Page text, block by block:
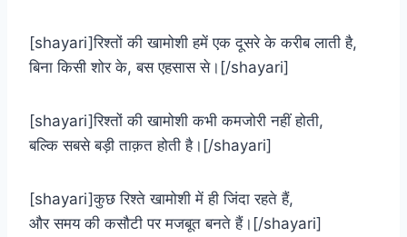
[shayari]रिश्तों की खामोशी हमें एक दूसरे के करीब लाती है,
बिना किसी शोर के, बस एहसास से।[/shayari]
[shayari]रिश्तों की खामोशी कभी कमजोरी नहीं होती,
बल्कि सबसे बड़ी ताक़त होती है।[/shayari]
[shayari]कुछ रिश्ते खामोशी में ही जिंदा रहते हैं,
और समय की कसौटी पर मजबूत बनते हैं।[/shayari]